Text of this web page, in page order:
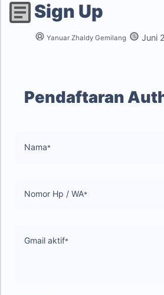
Sign Up
Yanuar Zhaldy Gemilang Juni
Pendaftaran
Nama
Nomor Hp / WA
Gmail aktif